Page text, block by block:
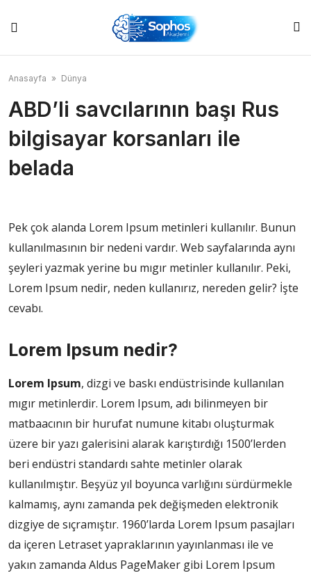
content
Anasayfa » Dünya
ABD’li savcılarının başı Rus
bilgisayar korsanları ile
belada
Pek çok alanda Lorem Ipsum metinleri kullanılır. Bunun
kullanılmasının bir nedeni vardır. Web sayfalarında aynı
şeyleri yazmak yerine bu mıgır metinler kullanılır. Peki,
Lorem Ipsum nedir, neden kullanırız, nereden gelir? İşte
cevabı.
Lorem Ipsum nedir?
Lorem Ipsum, dizgi ve baskı endüstrisinde kullanılan
mıgır metinlerdir. Lorem Ipsum, adı bilinmeyen bir
matbaacının bir hurufat numune kitabı oluşturmak
üzere bir yazı galerisini alarak karıştırdığı 1500’lerden
beri endüstri standardı sahte metinler olarak
kullanılmıştır. Beşyüz yıl boyunca varlığını sürdürmekle
kalmamış, aynı zamanda pek değişmeden elektronik
dizgiye de sıçramıştır. 1960’larda Lorem Ipsum pasajları
da içeren Letraset yapraklarının yayınlanması ile ve
yakın zamanda Aldus PageMaker gibi Lorem Ipsum